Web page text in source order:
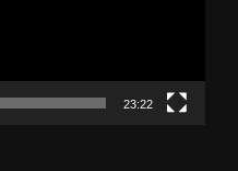
23:22